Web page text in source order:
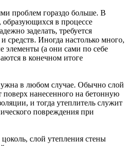
проблем гораздо больше. В
в процессе
заделать, требуется
средств. Иногда настолько много,
элементы (а они сами по себе
в конечном итоге
в любом случае. Обычно слой
нанесенного на бетонную
и тогда утеплитель служит
повреждения при
слой утепления стены